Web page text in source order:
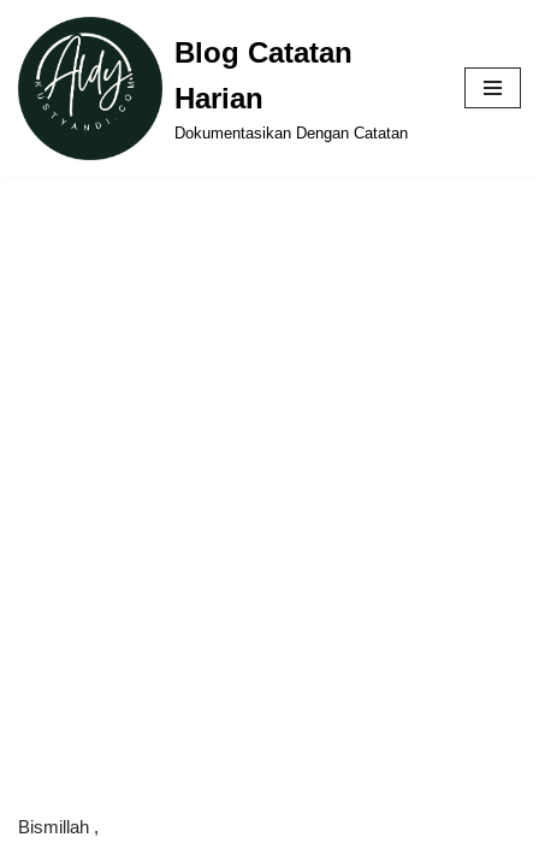
Skip
to
content
Blog Catatan
Harian
Dokumentasikan Dengan Catatan
Bismillah ,